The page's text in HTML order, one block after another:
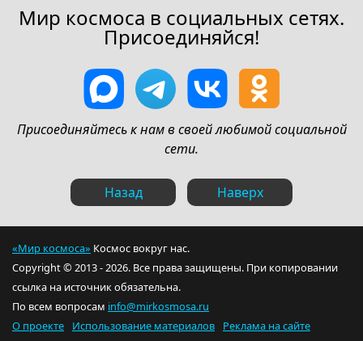
Мир космоса в социальных сетях.
Присоединяйся!
Присоединяйтесь к нам в своей любимой социальной
сети.
Назад Наверх
«Мир космоса» Космос вокруг нас.
Copyright © 2013 - 2026. Все права защищены. При копировании
ссылка на источник обязательна.
По всем вопросам info@mirkosmosa.ru
О проекте
Использование материалов Реклама на сайте